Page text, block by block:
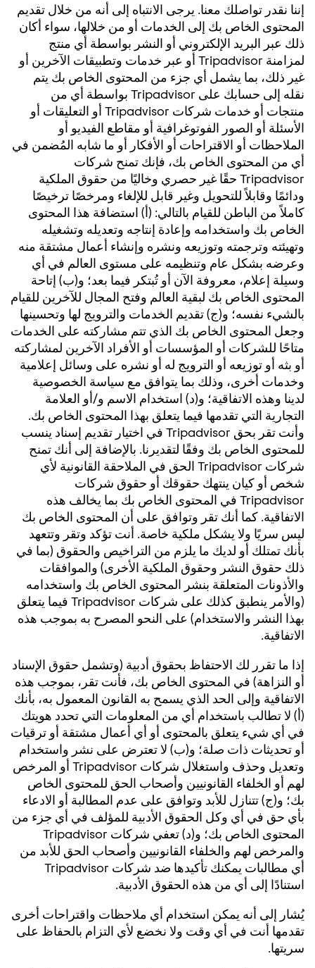
إننا نقدر تواصلك معنا. يرجى الانتباه إلى أنه من خلال تقديم
المحتوى الخاص بك إلى الخدمات أو من خلالها، سواء أكان
ذلك عبر البريد الإلكتروني أو النشر بواسطة أي منتج
لمزامنة Tripadvisor أو عبر خدمات وتطبيقات الآخرين أو
غير ذلك، بما يشمل أي جزء من المحتوى الخاص بك يتم
نقله إلى حسابك على Tripadvisor بواسطة أي من
منتجات أو خدمات شركات Tripadvisor أو التعليقات أو
الأسئلة أو الصور الفوتوغرافية أو مقاطع الفيديو أو
الملاحظات أو الاقتراحات أو الأفكار أو ما شابه المُضمن في
أي من المحتوى الخاص بك، فإنك تمنح شركات
Tripadvisor حقًا غير حصري وخاليًا من حقوق الملكية
ودائمًا وقابلاً للتحويل وغير قابل للإلغاء ومرخصًا ترخيصًا
كاملاً من الباطن للقيام بالتالي: (أ) استضافة هذا المحتوى
الخاص بك واستخدامه وإعادة إنتاجه وتعديله وتشغيله
وتهيئته وترجمته وتوزيعه ونشره وإنشاء أعمال مشتقة منه
وعرضه بشكل عام وتنظيمه على مستوى العالم في أي
وسيلة إعلام، معروفة الآن أو تُبتكر فيما بعد؛ و(ب) إتاحة
المحتوى الخاص بك لبقية العالم وفتح المجال للآخرين للقيام
بالشيء نفسه؛ و(ج) تقديم الخدمات والترويج لها وتحسينها
وجعل المحتوى الخاص بك الذي تتم مشاركته على الخدمات
متاحًا للشركات أو المؤسسات أو الأفراد الآخرين لمشاركته
أو بثه أو توزيعه أو الترويج له أو نشره على وسائل إعلامية
وخدمات أخرى، وذلك بما يتوافق مع سياسة الخصوصية
لدينا وهذه الاتفاقية؛ و(د) استخدام الاسم و/أو العلامة
التجارية التي تقدمها فيما يتعلق بهذا المحتوى الخاص بك.
وأنت تقر بحق Tripadvisor في اختيار تقديم إسناد ينسب
للمحتوى الخاص بك وفقًا لتقديرنا. بالإضافة إلى أنك تمنح
شركات Tripadvisor الحق في الملاحقة القانونية لأي
شخص أو كيان ينتهك حقوقك أو حقوق شركات
Tripadvisor في المحتوى الخاص بك بما يخالف هذه
الاتفاقية. كما أنك تقر وتوافق على أن المحتوى الخاص بك
ليس سريًا ولا يشكل ملكية خاصة. أنت تؤكد وتقر وتتعهد
بأنك تمتلك أو لديك ما يلزم من التراخيص والحقوق (بما في
ذلك حقوق النشر وحقوق الملكية الأخرى) والموافقات
والأذونات المتعلقة بنشر المحتوى الخاص بك واستخدامه
(والأمر ينطبق كذلك على شركات Tripadvisor فيما يتعلق
بهذا النشر والاستخدام) على النحو المصرح به بموجب هذه
الاتفاقية.
إذا ما تقرر لك الاحتفاظ بحقوق أدبية (وتشمل حقوق الإسناد
أو النزاهة) في المحتوى الخاص بك، فأنت تقر، بموجب هذه
الاتفاقية وإلى الحد الذي يسمح به القانون المعمول به، بأنك
(أ) لا تطالب باستخدام أي من المعلومات التي تحدد هويتك
في أي شيء يتعلق بالمحتوى أو أي أعمال مشتقة أو ترقيات
أو تحديثات ذات صلة؛ و(ب) لا تعترض على نشر واستخدام
وتعديل وحذف واستغلال شركات Tripadvisor أو المرخص
لهم أو الخلفاء القانونيين وأصحاب الحق للمحتوى الخاص
بك؛ و(ج) تتنازل للأبد وتوافق على عدم المطالبة أو الادعاء
بأي حق في أي وكل الحقوق الأدبية للمؤلف في أي جزء من
المحتوى الخاص بك؛ و(د) تعفي شركات Tripadvisor
والمرخص لهم والخلفاء القانونيين وأصحاب الحق للأبد من
أي مطالبات يمكنك تأكيدها ضد شركات Tripadvisor
استنادًا إلى أي من هذه الحقوق الأدبية.
يُشار إلى أنه يمكن استخدام أي ملاحظات واقتراحات أخرى
تقدمها أنت في أي وقت ولا نخضع لأي التزام بالحفاظ على
سريتها.